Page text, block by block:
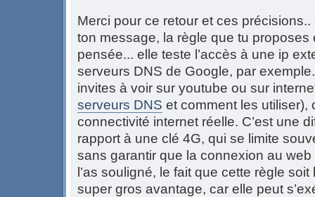
Merci pour ce retour et ces
ton message, la règle que tu proposes
pensée... elle teste l’accès à une ip
serveurs DNS de Google, par
invites à voir sur youtube ou sur
serveurs DNS et comment les utiliser),
connectivité internet réelle. C’est une
rapport à une clé 4G, qui se limite
sans garantir que la connexion au
l’as souligné, le fait que cette règle
super gros avantage, car elle peut